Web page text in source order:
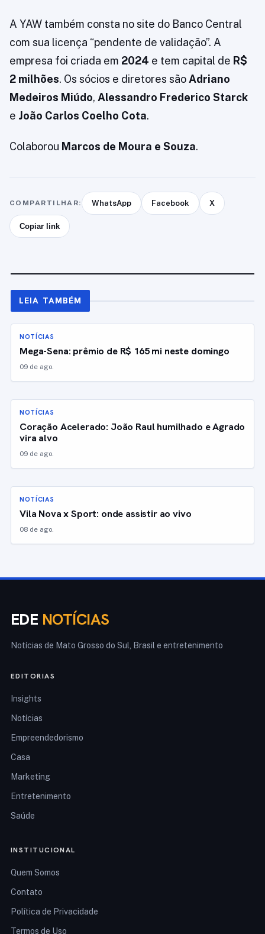
A YAW também consta no site do Banco Central
com sua licença “pendente de validação”. A
empresa foi criada em 2024 e tem capital de R$
2 milhões. Os sócios e diretores são Adriano
Medeiros Miúdo, Alessandro Frederico Starck
e João Carlos Coelho Cota.
Colaborou Marcos de Moura e Souza.
COMPARTILHAR: WhatsApp Facebook X
Copiar link
LEIA TAMBÉM
NOTÍCIAS
Mega-Sena: prêmio de R$ 165 mi neste domingo
09 de ago.
NOTÍCIAS
Coração Acelerado: João Raul humilhado e Agrado
vira alvo
09 de ago.
NOTÍCIAS
Vila Nova x Sport: onde assistir ao vivo
08 de ago.
EDE NOTÍCIAS
Notícias de Mato Grosso do Sul, Brasil e entretenimento
EDITORIAS
Insights
Notícias
Empreendedorismo
Casa
Marketing
Entretenimento
Saúde
INSTITUCIONAL
Quem Somos
Contato
Política de Privacidade
Termos de Uso